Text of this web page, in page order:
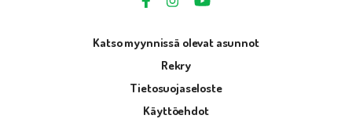
Katso myynnissä olevat asunnot
Rekry
Tietosuojaseloste
Käyttöehdot